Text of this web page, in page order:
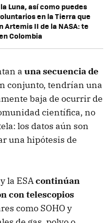
Luna, así como puedes
en la Tierra que
Artemis II de la NASA: te
Colombia
a una secuencia de
conjunto, tendrían una
baja de ocurrir de
científica, no
los datos aún son
una hipótesis de
la ESAcontinúan
con telescopios
como SOHO y